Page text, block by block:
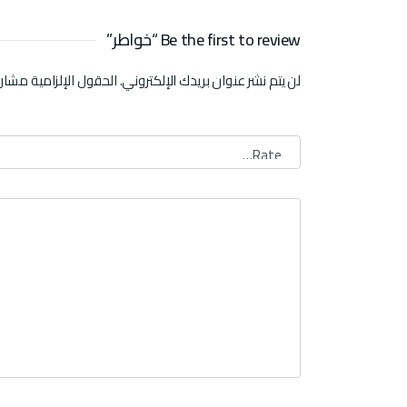
Be the first to review “خواطر”
لن يتم نشر عنوان بريدك الإلكتروني.الحقول الإلزامية مشار